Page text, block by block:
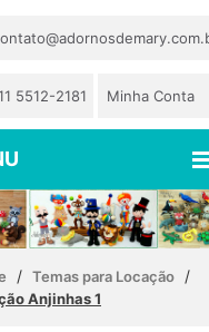
5512-2181 Minha Conta
/ Temas para Locação /
Anjinhas 1